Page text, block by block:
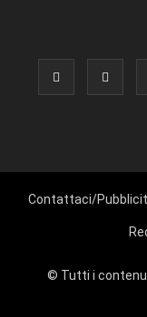
Contattaci/
© Tutti i